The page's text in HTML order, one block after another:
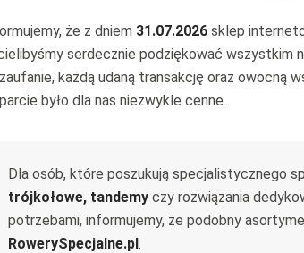
że z dniem 31.07.2026 sklep
serdecznie podziękować wszystkim
każdą udaną transakcję oraz owocną
było dla nas niezwykle cenne.
Dla osób, które poszukują specjalistycznego
trójkołowe, tandemy czy rozwiązania
potrzebami, informujemy, że podobny
RowerySpecjalne.pl.